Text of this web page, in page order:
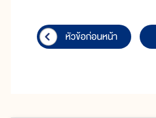
หัวข้อก่อนหน้า